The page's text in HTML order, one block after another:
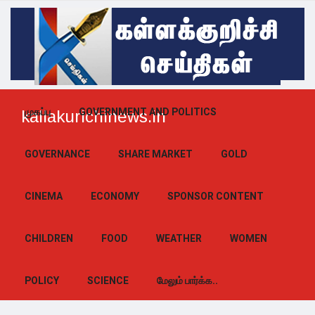
kallakurichinews.in
முகப்பு GOVERNMENT AND POLITICS
GOVERNANCE SHARE MARKET GOLD
CINEMA ECONOMY SPONSOR CONTENT
CHILDREN FOOD WEATHER WOMEN
POLICY SCIENCE மேலும் பார்க்க..